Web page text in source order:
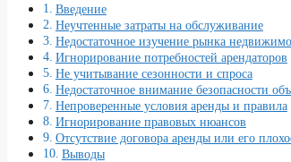
Введение
Неучтенные затраты на обслуживание
Недостаточное изучение рынка
Игнорирование потребностей арендаторов
Не учитывание сезонности и спроса
Недостаточное внимание безопасности
Непроверенные условия аренды и правила
Игнорирование правовых нюансов
Отсутствие договора аренды или его
Выводы